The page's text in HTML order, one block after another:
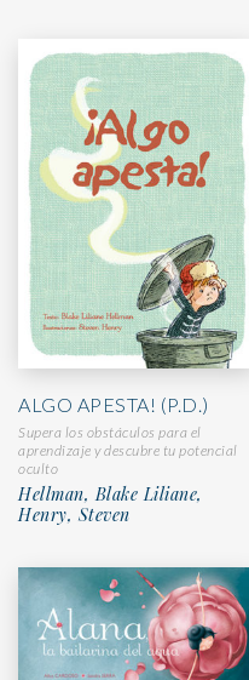
ALGO APESTA! (P.D.)
Supera los obstáculos para el
aprendizaje y descubre tu potencial
oculto
Hellman, Blake Liliane,
Henry, Steven